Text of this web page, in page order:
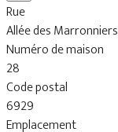
Rue
Allée des Marronniers
Numéro de maison
28
Code postal
6929
Emplacement